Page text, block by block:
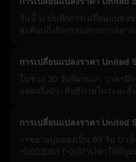
วันนี้ U บันทึกการเปลี่ยนแปลงข
สะท้อนถึงกิจกรรมทางการตลา
การเปลี่ยนแปลงราคา United
ในช่วง 30 วันที่ผ่านมา ราคามี
แสดงถึงประสิทธิภาพในระยะสั้
การเปลี่ยนแปลงราคา United
ารขยายมุมมองเป็น 60 วัน U เ
-0.023093 (-0.07%)ทำให้มีมุม